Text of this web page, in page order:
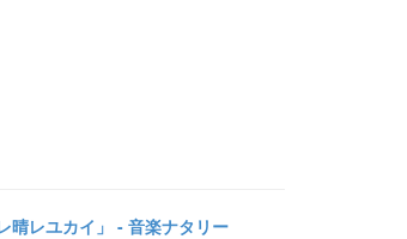
晴レユカイ」 - 音楽ナタリー